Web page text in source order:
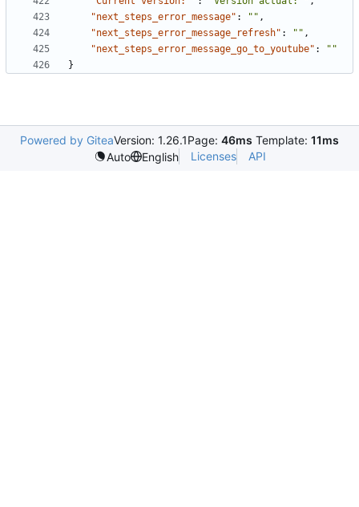
"next_steps_error_message" : "" ,
"next_steps_error_message_refresh" : "" ,
"next_steps_error_message_go_to_youtube" :
""
}
Powered by GiteaVersion: 1.26.1Page: 46ms Template: 11ms
Auto
English Licenses API